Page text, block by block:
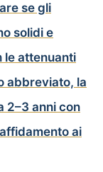
se gli
solidi e
le attenuanti
abbreviato, la
2–3 anni con
ai